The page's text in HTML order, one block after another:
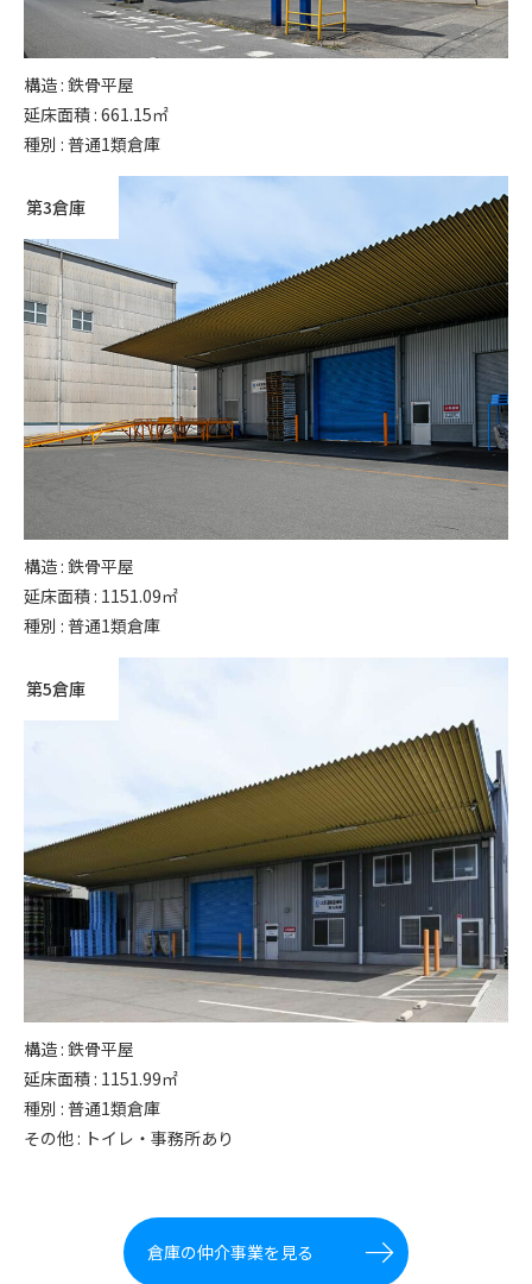
構造 : 鉄骨平屋
延床面積 : 661.15㎡
種別 : 普通1類倉庫
第3倉庫
構造 : 鉄骨平屋
延床面積 : 1151.09㎡
種別 : 普通1類倉庫
第5倉庫
構造 : 鉄骨平屋
延床面積 : 1151.99㎡
種別 : 普通1類倉庫
その他 : トイレ・事務所あり
倉庫の仲介事業を見る